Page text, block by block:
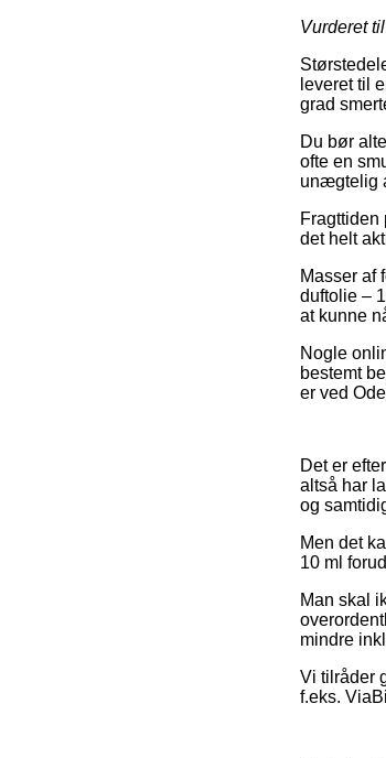
Vurderet til
leveret til
grad
Du bør
ofte en
unægtelig
det helt
Masser af
duftolie –
at kunne
Nogle
bestemt
er ved
Det er
altså har
og
Men det
10 ml
Man skal
mindre
Vi tilråder
f.eks.